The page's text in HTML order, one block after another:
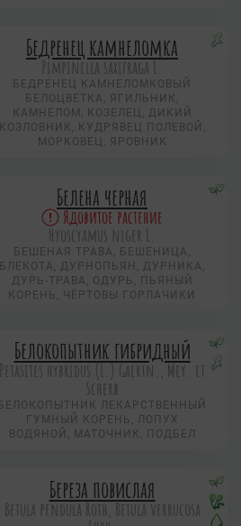
Бедренец камнеломка
Pimpinella saxifraga L.
БЕДРЕНЕЦ КАМНЕЛОМКОВЫЙ
БЕЛОЦВЕТКА, ЯГИЛЬНИК,
КАМНЕЛОМ, КОЗЕЛЕЦ, ДИКИЙ
КОЗЛОВНИК, КУДРЯВЕЦ ПОЛЕВОЙ,
МОРКОВЕЦ, ЯРОВНИК
Белена черная
Ядовитое растение
Hyoscyamus niger L.
БЕШЕНАЯ ТРАВА, БЕШЕНИЦА,
БЛЕКОТА, ДУРНОПЬЯН, ДУРНИКА,
ДУРЬ-ТРАВА, ОДУРЬ, ПЬЯНЫЙ
КОРЕНЬ, ЧЁРТОВЫ ГОРЛАЧИКИ
Белокопытник гибридный
Petasites hybridus (L.) Gaertn., Mey. et
Scherb
БЕЛОКОПЫТНИК ЛЕКАРСТВЕННЫЙ
ГУМНЫЙ КОРЕНЬ, ЛОПУХ
ВОДЯНОЙ, МАТОЧНИК, ПОДБЕЛ
Береза повислая
Betula pendula Roth, Betula verrucosa